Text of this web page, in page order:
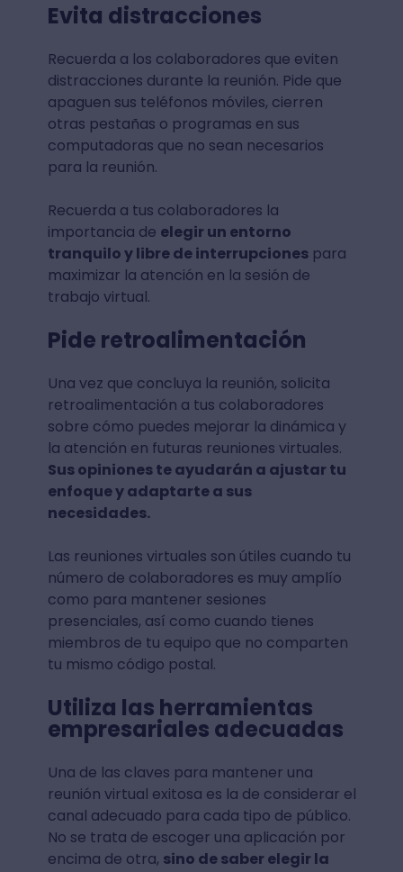
Evita distracciones
Recuerda a los colaboradores que eviten
distracciones durante la reunión. Pide que
apaguen sus teléfonos móviles, cierren
otras pestañas o programas en sus
computadoras que no sean necesarios
para la reunión.
Recuerda a tus colaboradores la
importancia de elegir un entorno
tranquilo y libre de interrupcionespara
maximizar la atención en la sesión de
trabajo virtual.
Pide retroalimentación
Una vez que concluya la reunión, solicita
retroalimentación a tus colaboradores
sobre cómo puedes mejorar la dinámica y
la atención en futuras reuniones virtuales.
Sus opiniones te ayudarán a ajustar tu
enfoque y adaptarte a sus
necesidades.
Las reuniones virtuales son útiles cuando tu
número de colaboradores es muy amplío
como para mantener sesiones
presenciales, así como cuando tienes
miembros de tu equipo que no comparten
tu mismo código postal.
Utiliza las herramientas
empresariales adecuadas
Una de las claves para mantener una
reunión virtual exitosa es la de considerar el
canal adecuado para cada tipo de público.
No se trata de escoger una aplicación por
encima de otra, sino de saber elegir la